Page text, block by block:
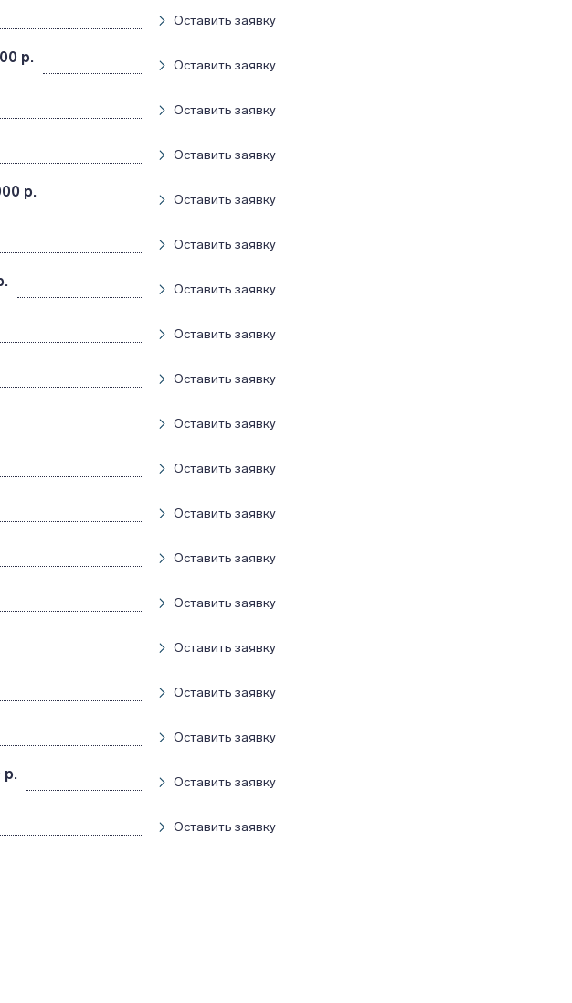
Оставить заявку
р. Оставить заявку
Оставить заявку
Оставить заявку
р. Оставить заявку
Оставить заявку
Оставить заявку
Оставить заявку
Оставить заявку
Оставить заявку
Оставить заявку
Оставить заявку
Оставить заявку
Оставить заявку
Оставить заявку
Оставить заявку
Оставить заявку
р. Оставить заявку
Оставить заявку